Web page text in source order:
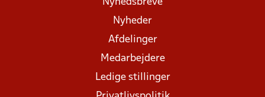
Nyhedsbreve
Nyheder
Afdelinger
Medarbejdere
Ledige stillinger